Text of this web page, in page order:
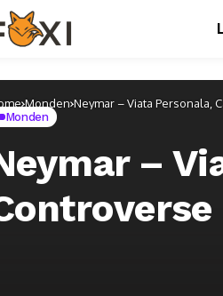
Monden Neymar – Viata Personala,
Monden
–